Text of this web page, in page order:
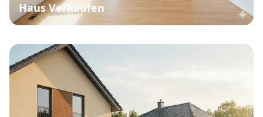
Haus Verkaufen